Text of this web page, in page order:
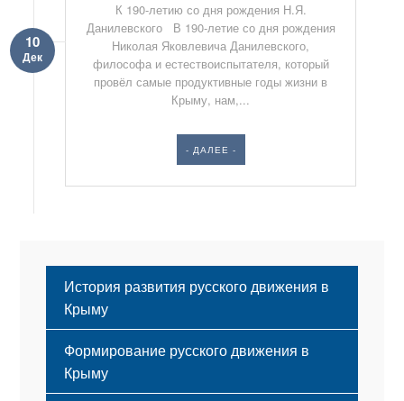
10
Дек
К 190-летию со дня рождения Н.Я.
Данилевского В 190-летие со дня рождения
Николая Яковлевича Данилевского,
философа и естествоиспытателя, который
провёл самые продуктивные годы жизни в
Крыму, нам,...
- ДАЛЕЕ -
История развития русского движения в
Крыму
Формирование русского движения в
Крыму
Русский Крым